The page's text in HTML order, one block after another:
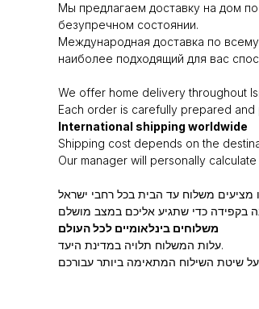
Мы предлагаем доставку на дом
безупречном состоянии.
Международная доставка по
наиболее подходящий для вас
We offer home delivery throughout
Each order is carefully prepared
International shipping worldwide
Shipping cost depends on the
Our manager will personally
משלוחים בינלאומיים לכל העולם
עלות המשלוח תלויה במדינת היעד.